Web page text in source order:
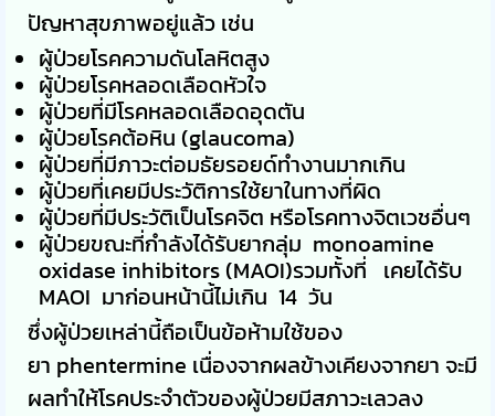
ปัญหาสุขภาพอยู่แล้ว เช่น
ผู้ป่วยโรคความดันโลหิตสูง
ผู้ป่วยโรคหลอดเลือดหัวใจ
ผู้ป่วยที่มีโรคหลอดเลือดอุดตัน
ผู้ป่วยโรคต้อหิน (glaucoma)
ผู้ป่วยที่มีภาวะต่อมธัยรอยด์ทำงานมากเกิน
ผู้ป่วยที่เคยมีประวัติการใช้ยาในทางที่ผิด
ผู้ป่วยที่มีประวัติเป็นโรคจิต หรือโรคทางจิตเวชอื่นๆ
ผู้ป่วยขณะที่กำลังได้รับยากลุ่ม monoamine
oxidase inhibitors (MAOI)รวมทั้งที่ เคยได้รับ
MAOI มาก่อนหน้านี้ไม่เกิน 14 วัน
ซึ่งผู้ป่วยเหล่านี้ถือเป็นข้อห้ามใช้ของ
ยา phentermine เนื่องจากผลข้างเคียงจากยา จะมี
ผลทำให้โรคประจำตัวของผู้ป่วยมีสภาวะเลวลง